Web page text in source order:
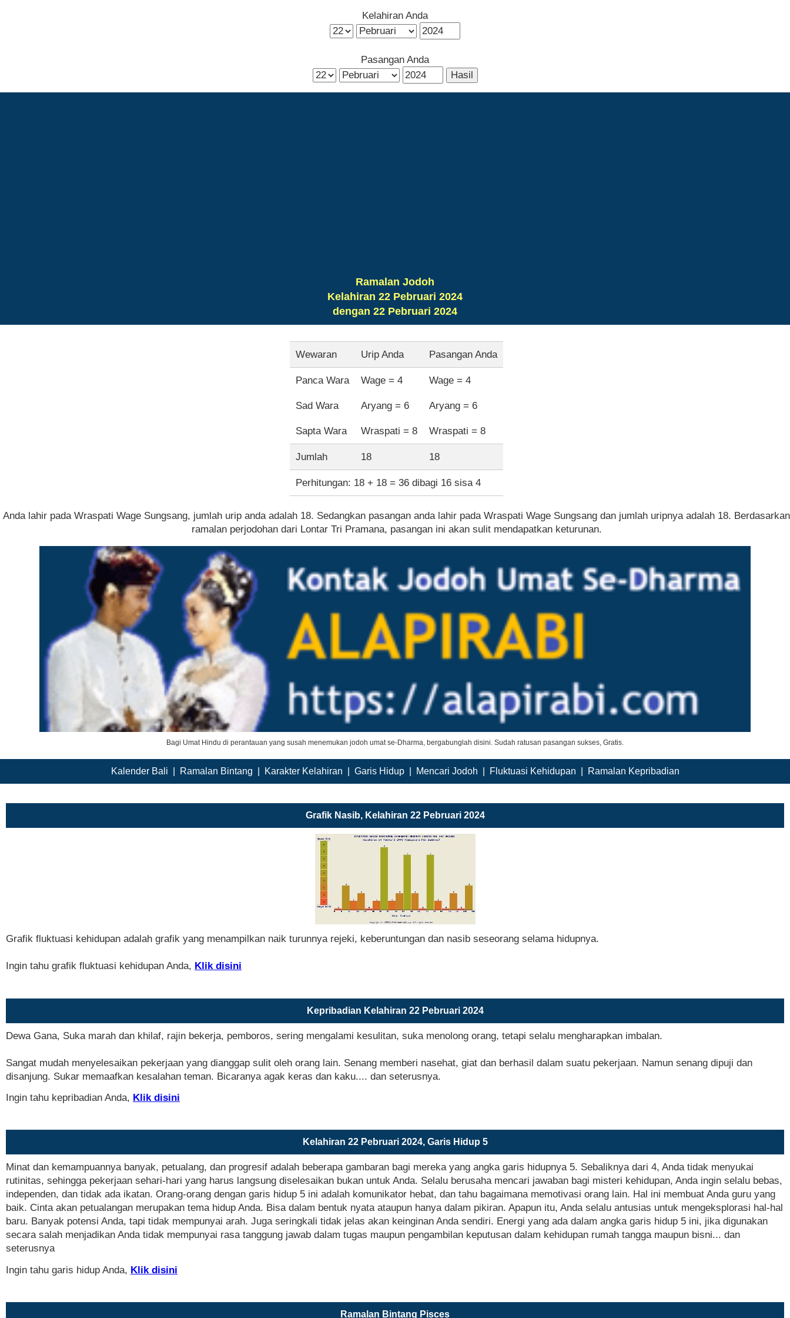
Kelahiran Anda
Pasangan Anda
Ramalan Jodoh
Kelahiran 22 Pebruari 2024
dengan 22 Pebruari 2024
Wewaran Urip Anda Pasangan Anda
Panca Wara Wage = 4 Wage = 4
Sad Wara Aryang = 6 Aryang = 6
Sapta Wara Wraspati = 8 Wraspati = 8
Jumlah 18 18
Perhitungan: 18 + 18 = 36 dibagi 16 sisa 4
Anda lahir pada Wraspati Wage Sungsang, jumlah urip anda adalah 18. Sedangkan pasangan anda lahir pada Wraspati Wage Sungsang dan jumlah uripnya adalah 18. Berdasarkan
ramalan perjodohan dari Lontar Tri Pramana, pasangan ini akan sulit mendapatkan keturunan.
Bagi Umat Hindu di perantauan yang susah menemukan jodoh umat se-Dharma, bergabunglah disini. Sudah ratusan pasangan sukses, Gratis.
Kalender Bali Ramalan Bintang Karakter Kelahiran Garis Hidup| Mencari Jodoh Fluktuasi Kehidupan Ramalan Kepribadian
Grafik Nasib, Kelahiran 22 Pebruari 2024
Grafik fluktuasi kehidupan adalah grafik yang menampilkan naik turunnya rejeki, keberuntungan dan nasib seseorang selama hidupnya.
Ingin tahu grafik fluktuasi kehidupan Anda, Klik disini
Kepribadian Kelahiran 22 Pebruari 2024
Dewa Gana, Suka marah dan khilaf, rajin bekerja, pemboros, sering mengalami kesulitan, suka menolong orang, tetapi selalu mengharapkan imbalan.
Sangat mudah menyelesaikan pekerjaan yang dianggap sulit oleh orang lain. Senang memberi nasehat, giat dan berhasil dalam suatu pekerjaan. Namun senang dipuji dan
disanjung. Sukar memaafkan kesalahan teman. Bicaranya agak keras dan kaku.... dan seterusnya.
Ingin tahu kepribadian Anda, Klik disini
Kelahiran 22 Pebruari 2024, Garis Hidup 5
Minat dan kemampuannya banyak, petualang, dan progresif adalah beberapa gambaran bagi mereka yang angka garis hidupnya 5. Sebaliknya dari 4, Anda tidak menyukai
rutinitas, sehingga pekerjaan sehari-hari yang harus langsung diselesaikan bukan untuk Anda. Selalu berusaha mencari jawaban bagi misteri kehidupan, Anda ingin selalu bebas,
independen, dan tidak ada ikatan. Orang-orang dengan garis hidup 5 ini adalah komunikator hebat, dan tahu bagaimana memotivasi orang lain. Hal ini membuat Anda guru yang
baik. Cinta akan petualangan merupakan tema hidup Anda. Bisa dalam bentuk nyata ataupun hanya dalam pikiran. Apapun itu, Anda selalu antusias untuk mengeksplorasi hal-hal
baru. Banyak potensi Anda, tapi tidak mempunyai arah. Juga seringkali tidak jelas akan keinginan Anda sendiri. Energi yang ada dalam angka garis hidup 5 ini, jika digunakan
secara salah menjadikan Anda tidak mempunyai rasa tanggung jawab dalam tugas maupun pengambilan keputusan dalam kehidupan rumah tangga maupun bisni... dan
seterusnya
Ingin tahu garis hidup Anda, Klik disini
Ramalan Bintang Pisces